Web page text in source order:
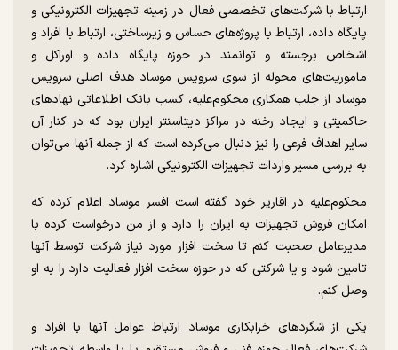
ارتباط با شرکت‌های تخصصی فعال در زمینه تجهیزات الکترونیکی و
پایگاه داده، ارتباط با پروژه‌های حساس و زیرساختی، ارتباط با افراد و
اشخاص برجسته و توانمند در حوزه پایگاه داده و اوراکل و
ماموریت‌های محوله از سوی سرویس موساد هدف اصلی سرویس
موساد از جلب همکاری محکوم‌علیه، کسب بانک اطلاعاتی نهاد‌های
حاکمیتی و ایجاد رخنه در مراکز دیتاسنتر ایران بود که در کنار آن
سایر اهداف فرعی را نیز دنبال می‌کرده است که از جمله آنها می‌توان
به بررسی مسیر واردات تجهیزات الکترونیکی اشاره کرد.
محکوم‌علیه در اقاریر خود گفته است افسر موساد اعلام کرده که
امکان فروش تجهیزات به ایران را دارد و از من درخواست کرده با
مدیرعامل صحبت کنم تا سخت افزار مورد نیاز شرکت توسط آنها
تامین شود و یا شرکتی که در حوزه سخت افزار فعالیت دارد را به او
وصل کنم.
یکی از شگرد‌های خرابکاری موساد ارتباط عوامل آنها با افراد و